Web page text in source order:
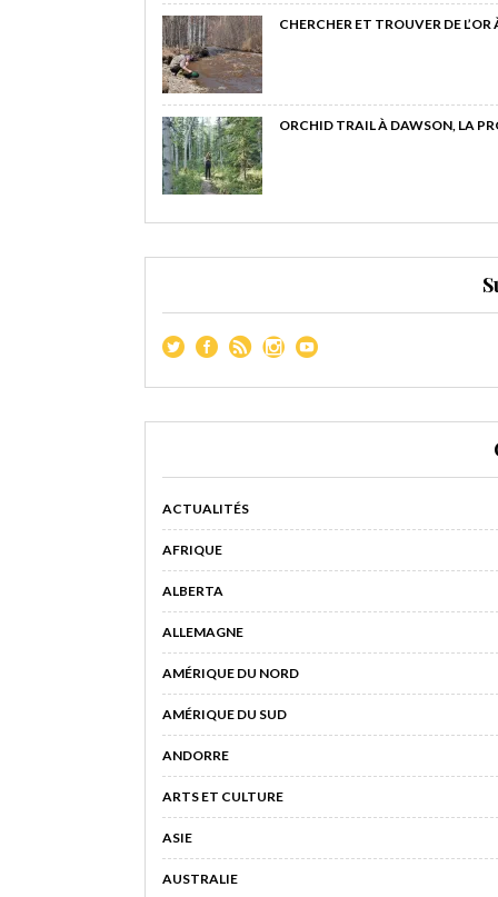
CHERCHER ET TROUVER DE
ORCHID TRAIL À DAWSON, LA
ACTUALITÉS
AFRIQUE
ALBERTA
ALLEMAGNE
AMÉRIQUE DU NORD
AMÉRIQUE DU SUD
ANDORRE
ARTS ET CULTURE
ASIE
AUSTRALIE